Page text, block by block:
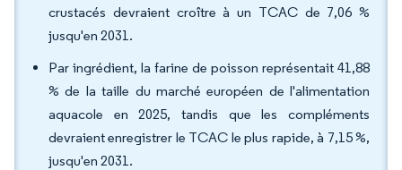
crustacés devraient croître à un TCAC de 7,06 %
jusqu'en 2031.
Par ingrédient, la farine de poisson représentait 41,88
% de la taille du marché européen de l'alimentation
aquacole en 2025, tandis que les compléments
devraient enregistrer le TCAC le plus rapide, à 7,15 %,
jusqu'en 2031.